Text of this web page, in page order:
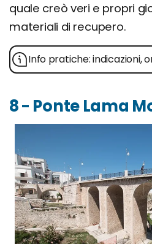
quale creò veri e propri
materiali di recupero.
Info pratiche: indicazioni,
8 - Ponte Lama